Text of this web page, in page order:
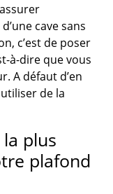
cave sans
c’est de poser
à-dire que vous
A défaut d’en
de la
plus
plafond